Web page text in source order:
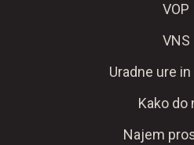
VOP
VNS
Uradne ure
Kako do
Najem